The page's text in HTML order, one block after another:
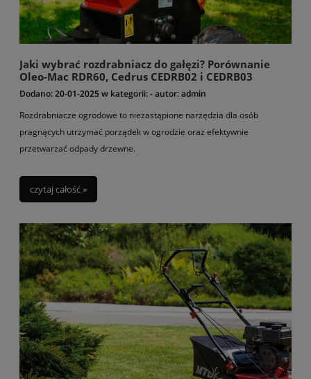
Jaki wybrać rozdrabniacz do gałęzi? Porównanie
Oleo-Mac RDR60, Cedrus CEDRB02 i CEDRB03
Dodano:20-01-2025 w kategorii:-autor:admin
Rozdrabniacze ogrodowe to niezastąpione narzędzia dla osób
pragnących utrzymać porządek w ogrodzie oraz efektywnie
przetwarzać odpady drzewne.
czytaj całość »